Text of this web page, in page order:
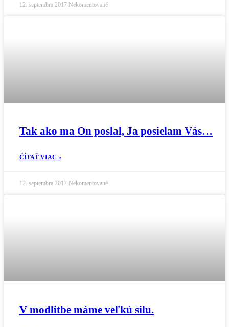
12. septembra 2017 Nekomentované
Tak ako ma On poslal, Ja posielam Vás…
ČÍTAŤ VIAC »
12. septembra 2017 Nekomentované
V modlitbe máme veľkú silu.